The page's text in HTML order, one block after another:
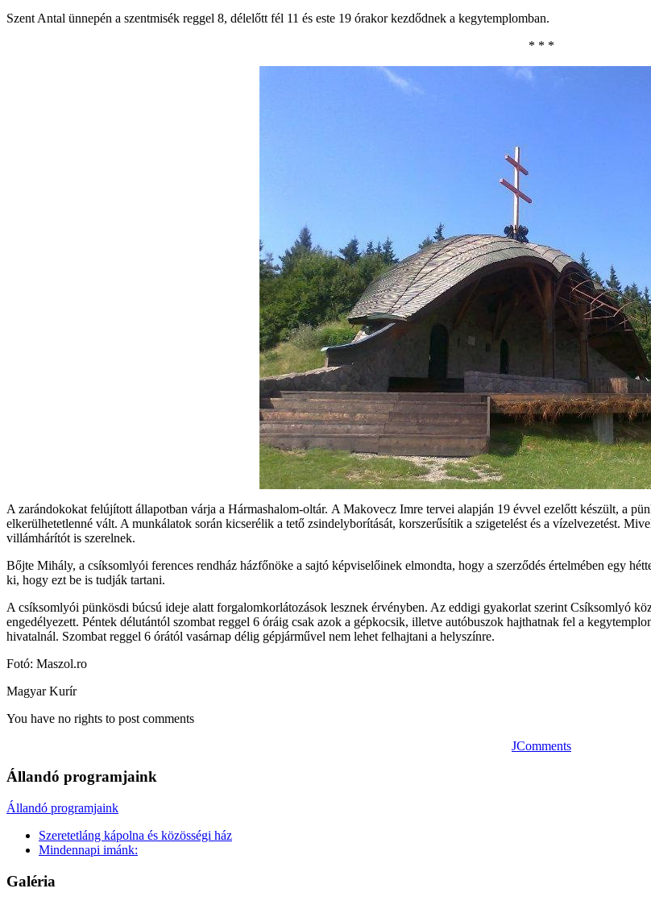
Szent Antal ünnepén a szentmisék reggel 8, délelőtt fél 11 és este 19 órakor kezdődnek a kegytemplomban.
* * *
A zarándokokat felújított állapotban várja a Hármashalom-oltár. A Makovecz Imre tervei alapján 19 évvel ezelőtt készült, a
elkerülhetetlenné vált. A munkálatok során kicserélik a tető zsindelyborítását, korszerűsítik a szigetelést és a vízelvezetést.
villámhárítót is szerelnek.
Bőjte Mihály, a csíksomlyói ferences rendház házfőnöke a sajtó képviselőinek elmondta, hogy a szerződés értelmében egy
ki, hogy ezt be is tudják tartani.
A csíksomlyói pünkösdi búcsú ideje alatt forgalomkorlátozások lesznek érvényben. Az eddigi gyakorlat szerint Csíksomlyó
engedélyezett. Péntek délutántól szombat reggel 6 óráig csak azok a gépkocsik, illetve autóbuszok hajthatnak fel a
hivatalnál. Szombat reggel 6 órától vasárnap délig gépjárművel nem lehet felhajtani a helyszínre.
Fotó: Maszol.ro
Magyar Kurír
You have no rights to post comments
JComments
Állandó programjaink
Állandó programjaink
Szeretetláng kápolna és közösségi ház
Mindennapi imánk:
Galéria